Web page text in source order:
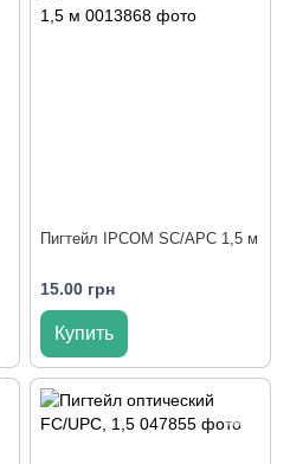
Пигтейл IPCOM SC/APC 1,5 м
15.00 грн
Купить